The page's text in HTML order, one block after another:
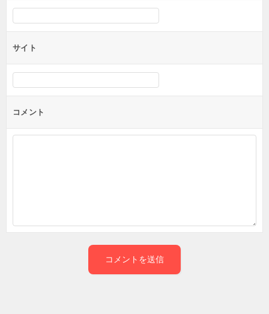
サイト
コメント